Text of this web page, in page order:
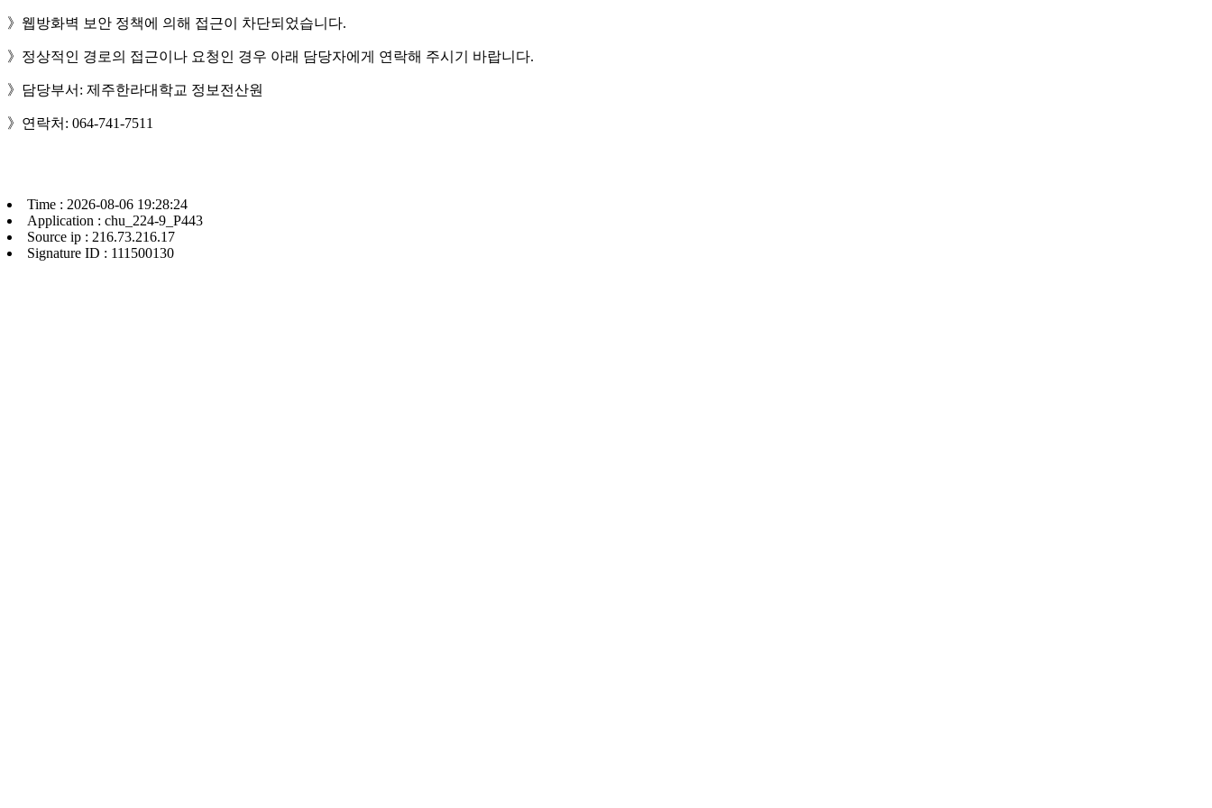
》웹방화벽 보안 정책에 의해 접근이 차단되었습니다.
》정상적인 경로의 접근이나 요청인 경우 아래 담당자에게 연락해 주시기 바랍니다.
》담당부서: 제주한라대학교 정보전산원
》연락처: 064-741-7511
Time : 2026-08-06 19:28:24
Application : chu_224-9_P443
Source ip : 216.73.216.17
Signature ID : 111500130